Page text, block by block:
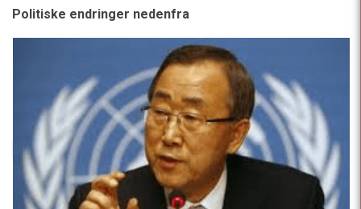
Politiske endringer nedenfra